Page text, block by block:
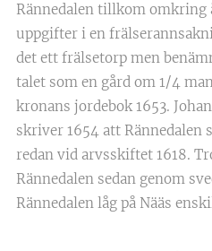
Rännedalen tillkom omkring
uppgifter i en
det ett frälsetorp men
talet som en gård om 1/4
kronans jordebok 1653.
skriver 1654 att Rännedalen
redan vid arvsskiftet 1618.
Rännedalen sedan genom
Rännedalen låg på Nääs